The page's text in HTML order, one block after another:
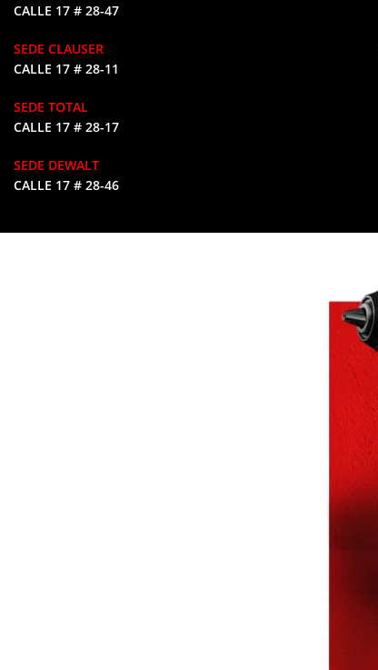
CALLE 17 # 28-47
SEDE CLAUSER
CALLE 17 # 28-11
SEDE TOTAL
CALLE 17 # 28-17
SEDE DEWALT
CALLE 17 # 28-46